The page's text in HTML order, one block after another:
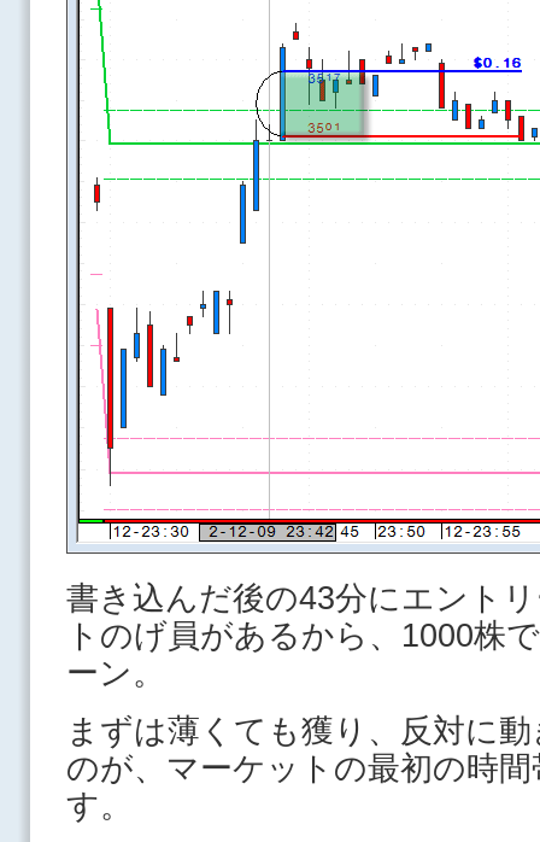
書き込んだ後の43分にエント
トのげ員があるから、1000株
ーン。
まずは薄くても獲り、反対に
のが、マーケットの最初の時
す。